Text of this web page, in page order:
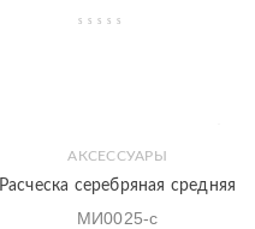
АКСЕССУАРЫ
Расческа серебряная средняя
МИ0025-с